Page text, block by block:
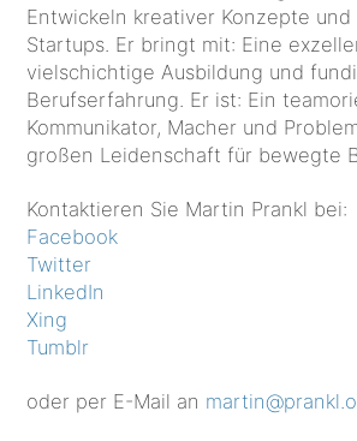
Entwickeln kreativer Konzepte und
Startups. Er bringt mit: Eine
vielschichtige Ausbildung und
Berufserfahrung. Er ist: Ein
Kommunikator, Macher und
großen Leidenschaft für bewegte
Kontaktieren Sie Martin Prankl bei:
Facebook
Twitter
LinkedIn
Xing
Tumblr
oder per E-Mail an